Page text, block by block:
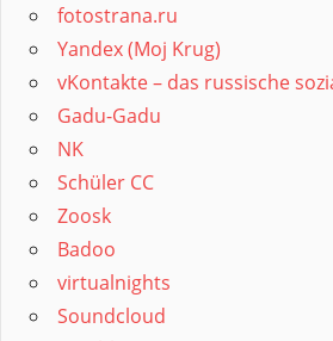
fotostrana.ru
Yandex (Moj Krug)
vKontakte – das russische
Gadu-Gadu
NK
Schüler CC
Zoosk
Badoo
virtualnights
Soundcloud